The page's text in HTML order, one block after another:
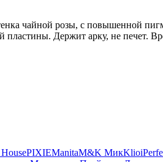
чайной розы, с повышенной
пластины. Держит арку, не печет.
PIXIEManitaM&K МикKlio